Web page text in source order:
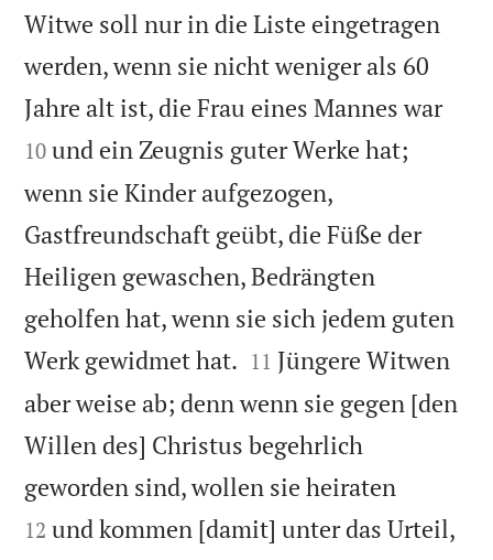
Witwe soll nur in die Liste eingetragen
werden, wenn sie nicht weniger als 60
Jahre alt ist, die Frau eines Mannes war
10 und ein Zeugnis guter Werke hat;
wenn sie Kinder aufgezogen,
Gastfreundschaft geübt, die Füße der
Heiligen gewaschen, Bedrängten
geholfen hat, wenn sie sich jedem guten
Werk gewidmet hat. 

11 Jüngere Witwen
aber weise ab; denn wenn sie gegen [den
Willen des] Christus begehrlich
geworden sind, wollen sie heiraten
12 und kommen [damit] unter das Urteil,